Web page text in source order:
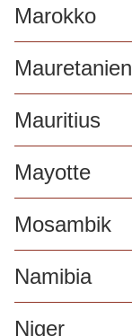
Marokko
Mauretanien
Mauritius
Mayotte
Mosambik
Namibia
Niger